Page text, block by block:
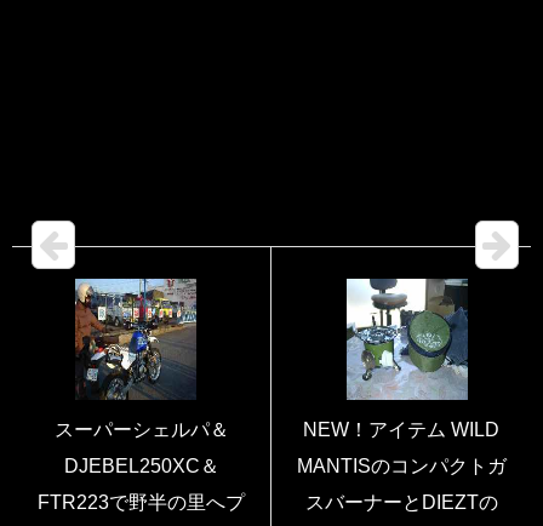
スーパーシェルパ＆
DJEBEL250XC＆
FTR223で野半の里へプ
NEW！アイテム WILD
MANTISのコンパクトガ
スバーナーとDIEZTの